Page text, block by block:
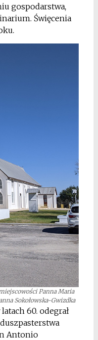
gospodarstwa,
Święcenia
Panna Maria
Sokołowska-Gwizdka
60. odegrał
Antonio